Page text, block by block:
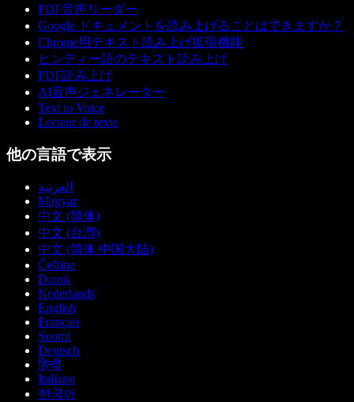
PDF音声リーダー
Google ドキュメントを読み上げることはできますか？
Chrome用テキスト読み上げ拡張機能
ヒンディー語のテキスト読み上げ
PDF読み上げ
AI音声ジェネレーター
Text to Voice
Lecteur de texte
他の言語で表示
العربية
Magyar
中文 (简体)
中文 (台灣)
中文 (简体 中国大陆)
Čeština
Dansk
Nederlands
English
Français
Suomi
Deutsch
हिन्दी
Italiano
한국어